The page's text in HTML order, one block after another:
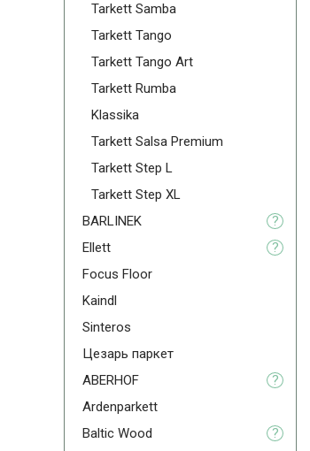
Tarkett Samba
Tarkett Tango
Tarkett Tango Art
Tarkett Rumba
Klassika
Tarkett Salsa Premium
Tarkett Step L
Tarkett Step XL
BARLINEK
?
Ellett
?
Focus Floor
Kaindl
Sinteros
Цезарь паркет
ABERHOF
?
Ardenparkett
Baltic Wood
?